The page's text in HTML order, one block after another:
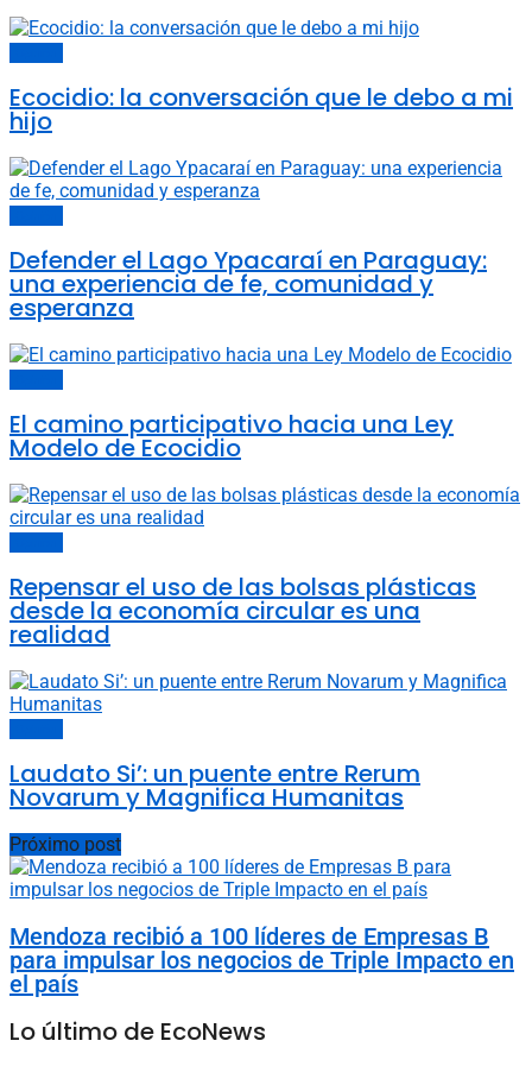
Ecocidio: la conversación que le debo a mi
hijo
Defender el Lago Ypacaraí en Paraguay:
una experiencia de fe, comunidad y
esperanza
El camino participativo hacia una Ley
Modelo de Ecocidio
Repensar el uso de las bolsas plásticas
desde la economía circular es una
realidad
Laudato Si’: un puente entre Rerum
Novarum y Magnifica Humanitas
Próximo post
Mendoza recibió a 100 líderes de Empresas B
para impulsar los negocios de Triple Impacto en
el país
Lo último de EcoNews